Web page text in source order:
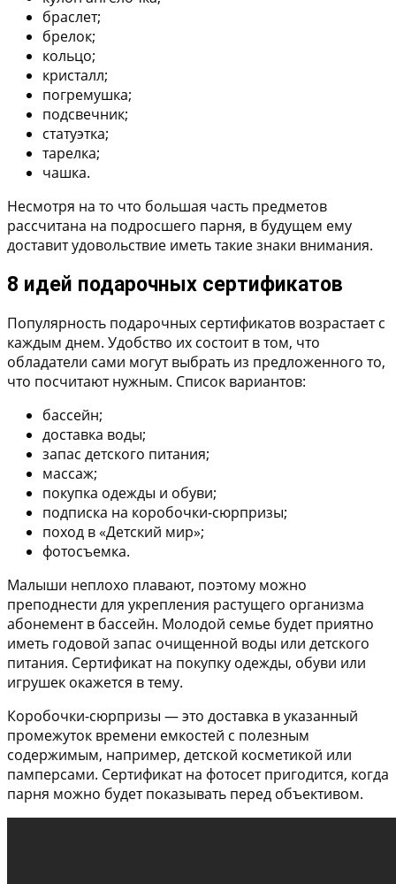
браслет;
брелок;
кольцо;
кристалл;
погремушка;
подсвечник;
статуэтка;
тарелка;
чашка.
Несмотря на то что большая часть предметов
рассчитана на подросшего парня, в будущем ему
доставит удовольствие иметь такие знаки внимания.
8 идей подарочных сертификатов
Популярность подарочных сертификатов возрастает с
каждым днем. Удобство их состоит в том, что
обладатели сами могут выбрать из предложенного то,
что посчитают нужным. Список вариантов:
бассейн;
доставка воды;
запас детского питания;
массаж;
покупка одежды и обуви;
подписка на коробочки-сюрпризы;
поход в «Детский мир»;
фотосъемка.
Малыши неплохо плавают, поэтому можно
преподнести для укрепления растущего организма
абонемент в бассейн. Молодой семье будет приятно
иметь годовой запас очищенной воды или детского
питания. Сертификат на покупку одежды, обуви или
игрушек окажется в тему.
Коробочки-сюрпризы — это доставка в указанный
промежуток времени емкостей с полезным
содержимым, например, детской косметикой или
памперсами. Сертификат на фотосет пригодится, когда
парня можно будет показывать перед объективом.